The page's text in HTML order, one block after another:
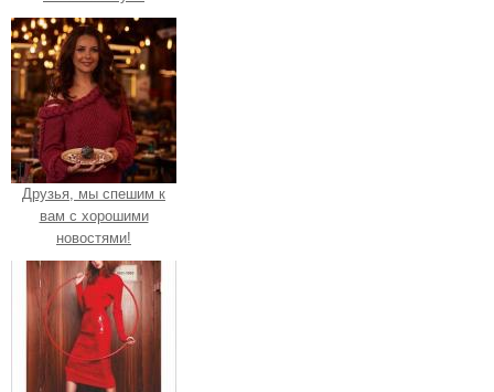
Друзья, мы спешим к
вам с хорошими
новостями!